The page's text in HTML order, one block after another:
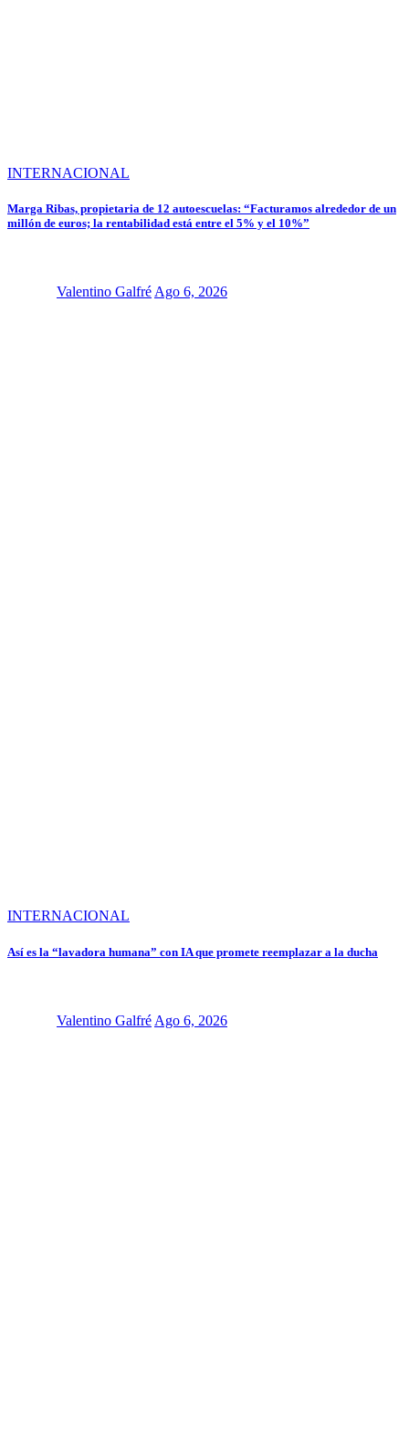
INTERNACIONAL
Marga Ribas, propietaria de 12 autoescuelas: “Facturamos alrededor de un
millón de euros; la rentabilidad está entre el 5% y el 10%”
Valentino GalfréAgo 6, 2026
INTERNACIONAL
Así es la “lavadora humana” con IA que promete reemplazar a la ducha
Valentino Galfré Ago 6, 2026